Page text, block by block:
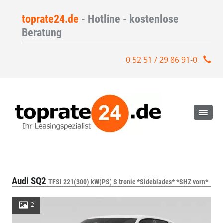
toprate24.de - Hotline - kostenlose
Beratung
0 52 51 / 29 86 91-0
Audi SQ2 TFSI 221(300) kW(PS) S tronic *Sideblades* *SHZ vorn*
2